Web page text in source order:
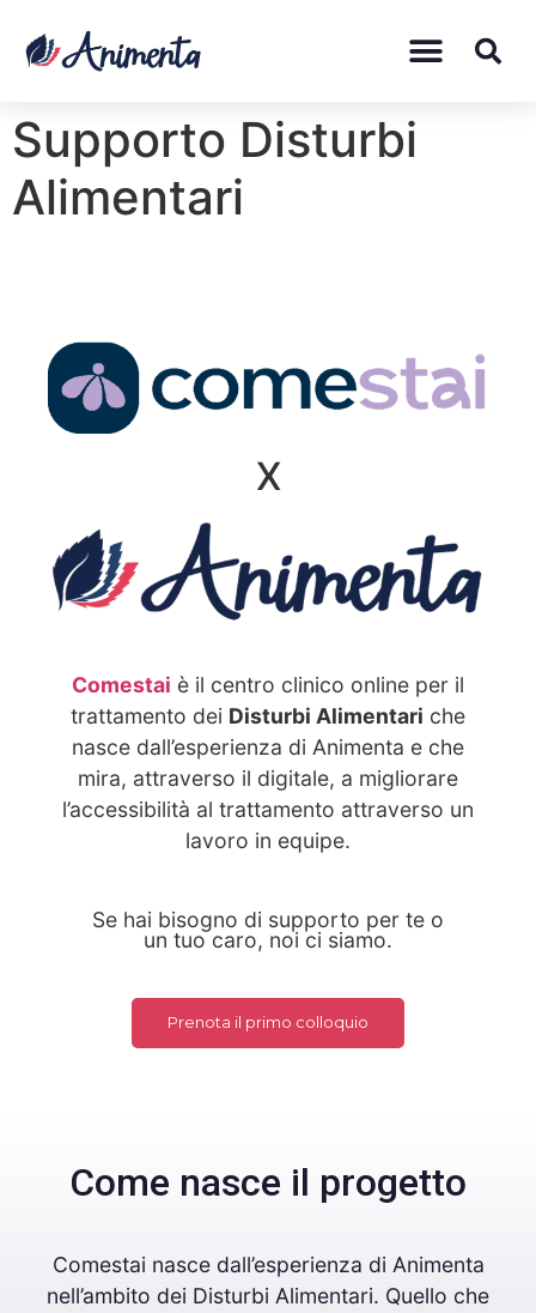
Supporto Disturbi
Alimentari
X
Comestai è il centro clinico online per il
trattamento dei Disturbi Alimentari che
nasce dall’esperienza di Animenta e che
mira, attraverso il digitale, a migliorare
l’accessibilità al trattamento attraverso un
lavoro in equipe.
Se hai bisogno di supporto per te o
un tuo caro, noi ci siamo.
Prenota il primo colloquio
Come nasce il progetto
Comestai nasce dall’esperienza di Animenta
nell’ambito dei Disturbi Alimentari. Quello che